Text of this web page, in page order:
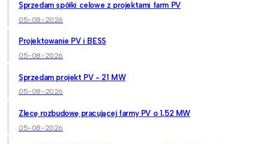
Sprzedam spółki celowe z projektami farm PV
05-08-2026
Projektowanie PV i BESS
05-08-2026
Sprzedam projekt PV - 21 MW
05-08-2026
Zlecę rozbudowę pracującej farmy PV o 1,52 MW
05-08-2026